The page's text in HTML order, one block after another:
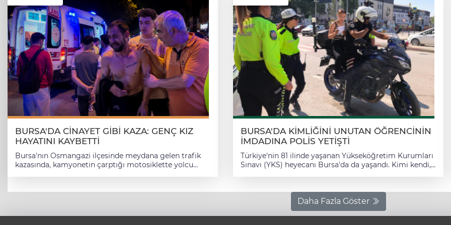
seyreden beyaz renkli bir otomobilin ani fren yapması
ve kendisini sıkıştırması üzerine yaptığı manevra
sırasında kontrolden çıkarak önce baz istasyonuna,
ardından metro hattının koruma bariyerlerine çarparak
durdu. İhbar üzerine olay yerine polis ekipleri sevk
edildi. Kazanın ardından olay yerine gelen
telekomünikasyon şirketinin teknik ekipleri, baz
istasyonunda yaptıkları ilk incelemede hasar tespitinde
bulunarak gerekli teknik kontrolleri gerçekleştirdi. Polis
ekipleri kazayla ilgili inceleme başlatırken, sürücü
Özcan Özyürek kazayı yara almadan atlattı.
BURSA'DA CİNAYET GİBİ KAZA: GENÇ KIZ
HAYATINI KAYBETTİ
Bursa'nın Osmangazi ilçesinde meydana gelen trafik
kazasında, kamyonetin çarptığı motosiklette yolcu
olay yerinden kaçan sürücü kısa sürede yakalanarak
yönetimindeki kamyonet, yoğun trafikte iki aracın
BURSA'DA KİMLİĞİNİ UNUTAN ÖĞRENCİNİN
İMDADINA POLİS YETİŞTİ
Türkiye'nin 81 ilinde yaşanan Yükseköğretim Kurumları
Sınavı (YKS) heyecanı Bursa'da da yaşandı. Kimi kendi,
heyecanına ortak oldu. Dua edenler ve tesbih
çekenlerin yanı sıra piknik sandalyeleriyle okulun
önünde bekleyenler dikkat çekti. İnegöl ilçesinde ise
dakikalarla yarışıldı. İnegöl ilçesi Turgutalp Anadolu
Daha Fazla Göster